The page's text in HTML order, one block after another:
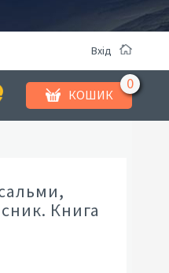
Вхід
КОШИК
Книга